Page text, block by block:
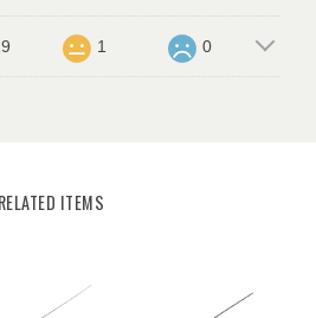
1 0
RELATED ITEMS